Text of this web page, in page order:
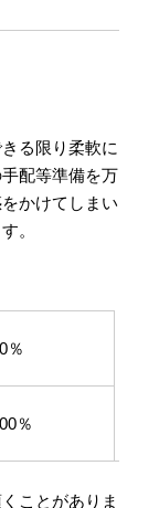
る限り柔軟に
配等準備を万
かけてしまい
。
0％
％
ことがありま